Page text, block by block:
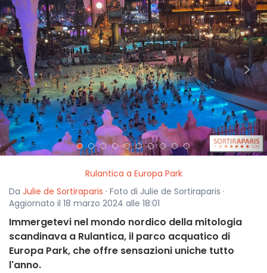
< >
Rulantica a Europa Park
Da Julie de Sortiraparis · Foto di Julie de Sortiraparis ·
Aggiornato il 18 marzo 2024 alle 18:01
Immergetevi nel mondo nordico della mitologia
scandinava a Rulantica, il parco acquatico di
Europa Park, che offre sensazioni uniche tutto
l'anno.